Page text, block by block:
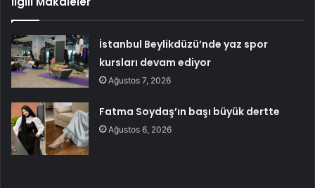
İstanbul Beylikdüzü’nde yaz spor
kursları devam ediyor
Ağustos 7, 2026
Fatma Soydaş’ın başı büyük dertte
Ağustos 6, 2026